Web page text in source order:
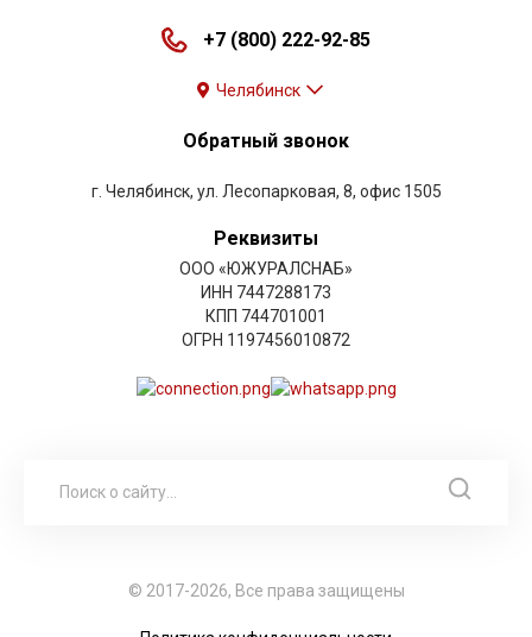
+7 (800) 222-92-85
Челябинск
Обратный звонок
г. Челябинск, ул. Лесопарковая, 8, офис 1505
Реквизиты
ООО «ЮЖУРАЛСНАБ»
ИНН 7447288173
КПП 744701001
ОГРН 1197456010872
© 2017-2026, Все права защищены